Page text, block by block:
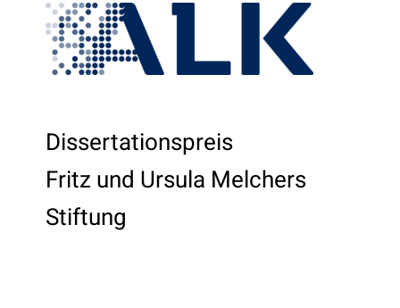
Dissertationspreis
Fritz und Ursula Melchers
Stiftung